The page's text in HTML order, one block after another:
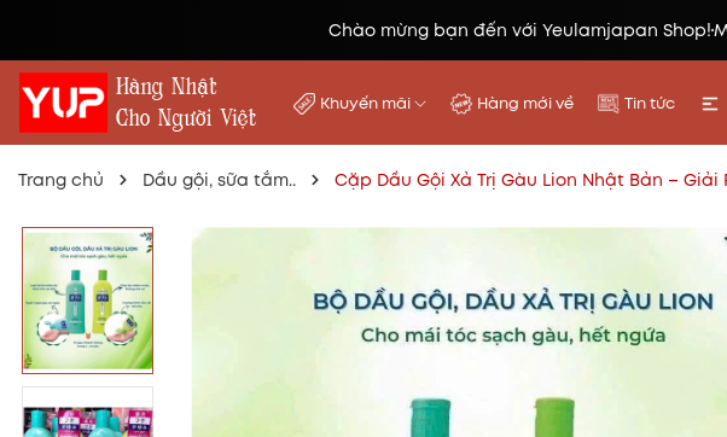
Chào mừng bạn đến với Yeulamjapan Shop!
Khuyến mãi Hàng mới về Tin tức
Trang chủ Dầu gội, sữa tắm.. Cặp Dầu Gội Xả Trị Gàu Lion Nhật Bản –